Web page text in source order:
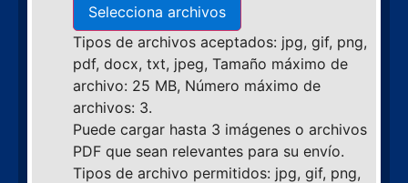
Selecciona archivos
Tipos de archivos aceptados: jpg, gif, png,
pdf, docx, txt, jpeg, Tamaño máximo de
archivo: 25 MB, Número máximo de
archivos: 3.
Puede cargar hasta 3 imágenes o archivos
PDF que sean relevantes para su envío.
Tipos de archivo permitidos: jpg, gif, png,